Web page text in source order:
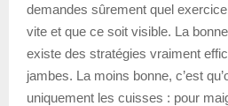
demandes sûrement quel
vite et que ce soit visible. La bonne
existe des stratégies vraiment
jambes. La moins bonne, c’est
uniquement les cuisses : pour